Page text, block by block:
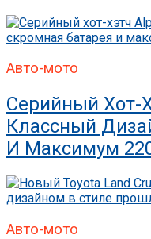
Авто-мото
Серийный Хот-
Классный
И Максимум
Авто-мото